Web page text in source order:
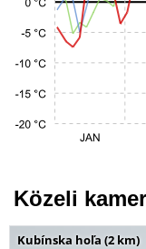
Közeli
Kubínska hoľa (2 km)